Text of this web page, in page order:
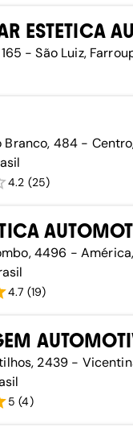
ESTETICA
- São Luiz,
Branco, 484 -
4.2 (25)
4496 -
4.7 (19)
2439 -
5 (4)